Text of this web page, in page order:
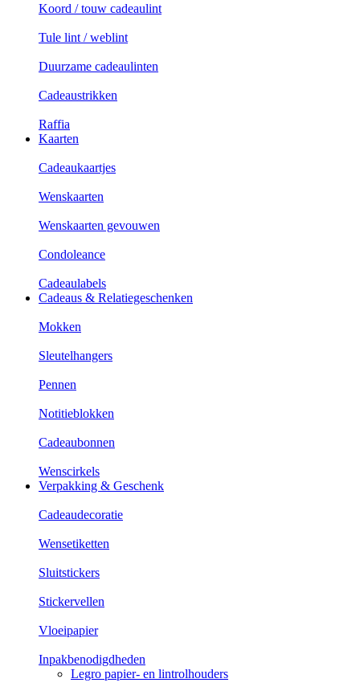
Koord / touw cadeaulint
Tule lint / weblint
Duurzame cadeaulinten
Cadeaustrikken
Raffia
Kaarten
Cadeaukaartjes
Wenskaarten
Wenskaarten gevouwen
Condoleance
Cadeaulabels
Cadeaus & Relatiegeschenken
Mokken
Sleutelhangers
Pennen
Notitieblokken
Cadeaubonnen
Wenscirkels
Verpakking & Geschenk
Cadeaudecoratie
Wensetiketten
Sluitstickers
Stickervellen
Vloeipapier
Inpakbenodigdheden
Legro papier- en lintrolhouders